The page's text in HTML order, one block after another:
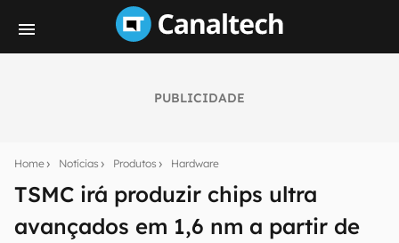
PUBLICIDADE
Home Notícias Produtos Hardware
TSMC irá produzir chips ultra
avançados em 1,6 nm a partir de
notícias e reviews sobre tecnologia em primeira
mão.
E-mail